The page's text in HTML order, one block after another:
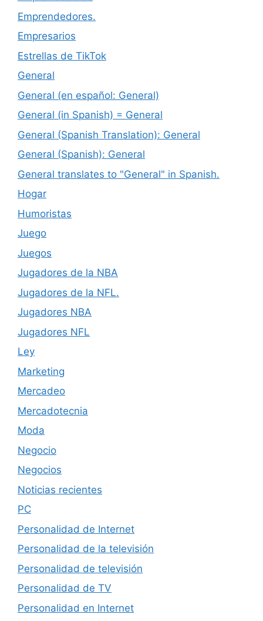
Emprendedores.
Empresarios
Estrellas de TikTok
General
General (en español: General)
General (in Spanish) = General
General (Spanish Translation): General
General (Spanish): General
General translates to "General" in Spanish.
Hogar
Humoristas
Juego
Juegos
Jugadores de la NBA
Jugadores de la NFL.
Jugadores NBA
Jugadores NFL
Ley
Marketing
Mercadeo
Mercadotecnia
Moda
Negocio
Negocios
Noticias recientes
PC
Personalidad de Internet
Personalidad de la televisión
Personalidad de televisión
Personalidad de TV
Personalidad en Internet